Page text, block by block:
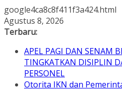
google4ca8c8f411f3a424.html
Skip
to
Agustus 8, 2026
Terbaru:
APEL PAGI DAN SENAM
TINGKATKAN DISIPLIN
PERSONEL
Otorita IKN dan